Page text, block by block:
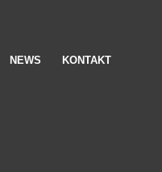
NEWS KONTAKT